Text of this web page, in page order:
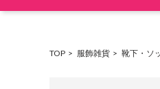
TOP 服飾雑貨 靴下・ソ